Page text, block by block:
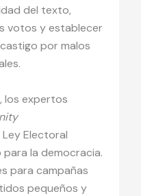
del texto,
votos y establecer
por malos
los expertos
Electoral
la democracia.
para campañas
pequeños y